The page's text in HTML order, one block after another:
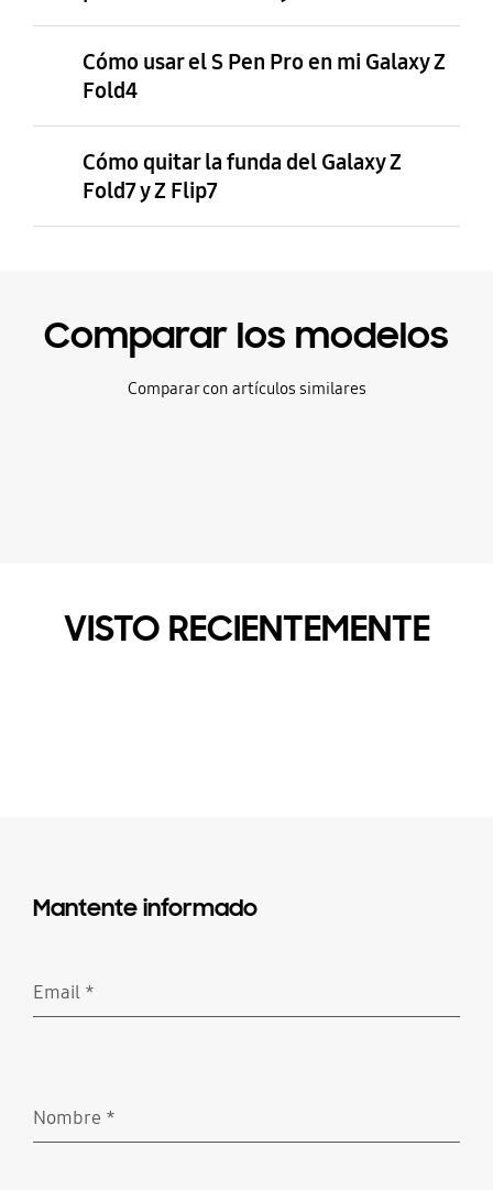
Cómo usar el S Pen Pro en mi Galaxy Z
Fold4
Cómo quitar la funda del Galaxy Z
Fold7 y Z Flip7
Comparar los modelos
Comparar con artículos similares
VISTO RECIENTEMENTE
Mantente informado
Email *
Nombre *